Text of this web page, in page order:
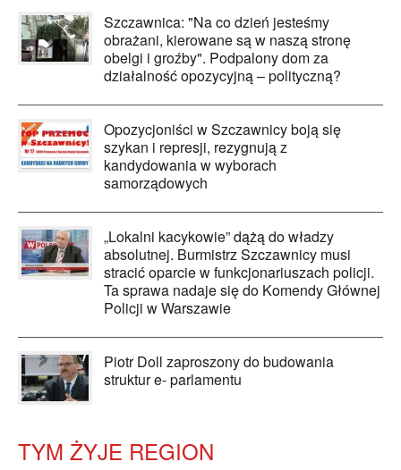
Szczawnica: "Na co dzień jesteśmy
obrażani, kierowane są w naszą stronę
obelgi i groźby". Podpalony dom za
działalność opozycyjną – polityczną?
Opozycjoniści w Szczawnicy boją się
szykan i represji, rezygnują z
kandydowania w wyborach
samorządowych
„Lokalni kacykowie” dążą do władzy
absolutnej. Burmistrz Szczawnicy musi
stracić oparcie w funkcjonariuszach policji.
Ta sprawa nadaje się do Komendy Głównej
Policji w Warszawie
Piotr Doll zaproszony do budowania
struktur e- parlamentu
TYM ŻYJE REGION